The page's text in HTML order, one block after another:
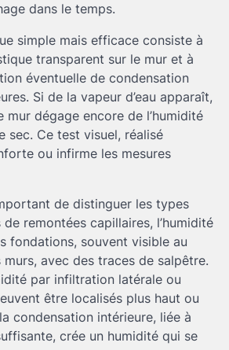
dans le temps.
simple mais efficace consiste à
transparent sur le mur et à
éventuelle de condensation
Si de la vapeur d’eau apparaît,
mur dégage encore de l’humidité
sec. Ce test visuel, réalisé
ou infirme les mesures
de distinguer les types
de remontées capillaires, l’humidité
fondations, souvent visible au
murs, avec des traces de salpêtre.
par infiltration latérale ou
être localisés plus haut ou
condensation intérieure, liée à
crée un humidité qui se